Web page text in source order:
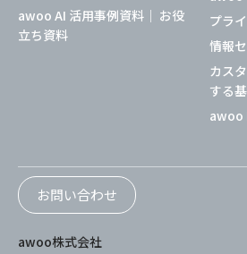
awoo AI 活用事例資料｜ お役
立ち資料
プラ
情報
カス
する
awoo
お問い合わせ
awoo株式会社